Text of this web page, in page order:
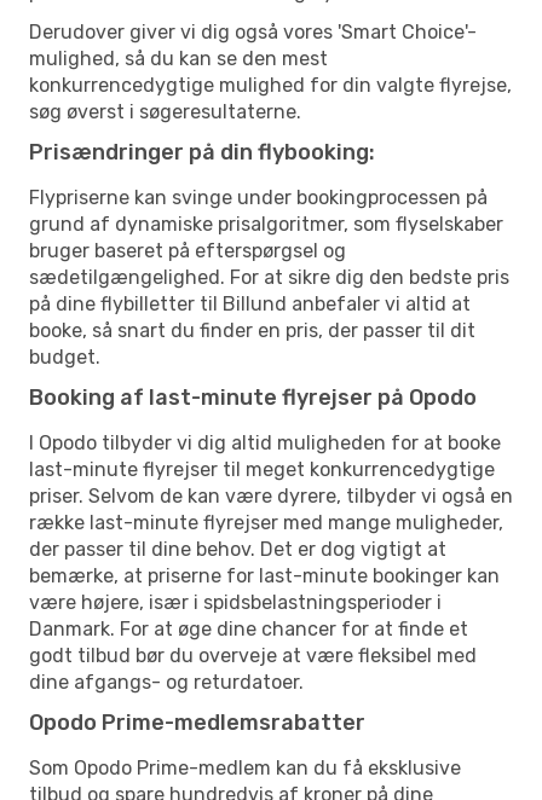
Derudover giver vi dig også vores 'Smart Choice'-
mulighed, så du kan se den mest
konkurrencedygtige mulighed for din valgte flyrejse,
søg øverst i søgeresultaterne.
Prisændringer på din flybooking:
Flypriserne kan svinge under bookingprocessen på
grund af dynamiske prisalgoritmer, som flyselskaber
bruger baseret på efterspørgsel og
sædetilgængelighed. For at sikre dig den bedste pris
på dine flybilletter til Billund anbefaler vi altid at
booke, så snart du finder en pris, der passer til dit
budget.
Booking af last-minute flyrejser på Opodo
I Opodo tilbyder vi dig altid muligheden for at booke
last-minute flyrejser til meget konkurrencedygtige
priser. Selvom de kan være dyrere, tilbyder vi også en
række last-minute flyrejser med mange muligheder,
der passer til dine behov. Det er dog vigtigt at
bemærke, at priserne for last-minute bookinger kan
være højere, især i spidsbelastningsperioder i
Danmark. For at øge dine chancer for at finde et
godt tilbud bør du overveje at være fleksibel med
dine afgangs- og returdatoer.
Opodo Prime-medlemsrabatter
Som Opodo Prime-medlem kan du få eksklusive
tilbud og spare hundredvis af kroner på dine